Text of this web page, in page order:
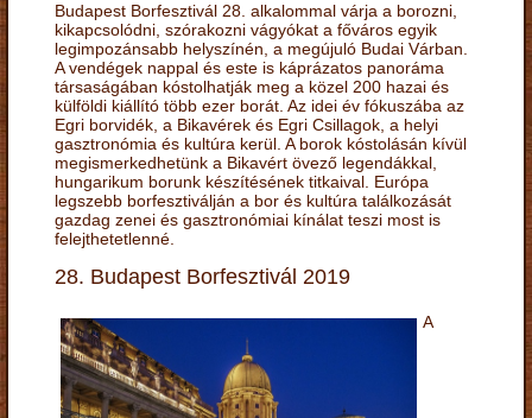
Budapest Borfesztivál 28. alkalommal várja a borozni,
kikapcsolódni, szórakozni vágyókat a főváros egyik
legimpozánsabb helyszínén, a megújuló Budai Várban.
A vendégek nappal és este is káprázatos panoráma
társaságában kóstolhatják meg a közel 200 hazai és
külföldi kiállító több ezer borát. Az idei év fókuszába az
Egri borvidék, a Bikavérek és Egri Csillagok, a helyi
gasztronómia és kultúra kerül. A borok kóstolásán kívül
megismerkedhetünk a Bikavért övező legendákkal,
hungarikum borunk készítésének titkaival. Európa
legszebb borfesztiválján a bor és kultúra találkozását
gazdag zenei és gasztronómiai kínálat teszi most is
felejthetetlenné.
28. Budapest Borfesztivál 2019
A